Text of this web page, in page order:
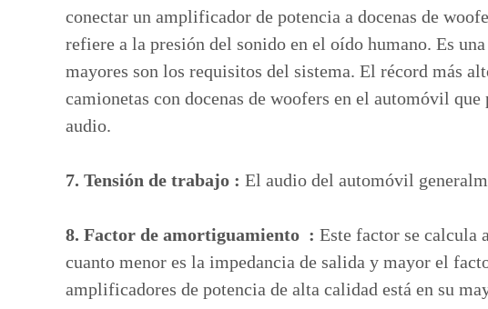
conectar un amplificador de potencia a docenas de
refiere a la presión del sonido en el oído humano. Es
mayores son los requisitos del sistema. El récord más
camionetas con docenas de woofers en el automóvil
audio.
7. Tensión de trabajo : El audio del automóvil
8. Factor de amortiguamiento : Este factor se calcula
cuanto menor es la impedancia de salida y mayor el
amplificadores de potencia de alta calidad está en su